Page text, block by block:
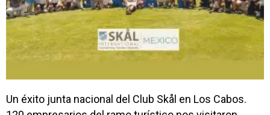
actividades de acceso libre
Un éxito junta nacional del Club Skål en Los Cabos.